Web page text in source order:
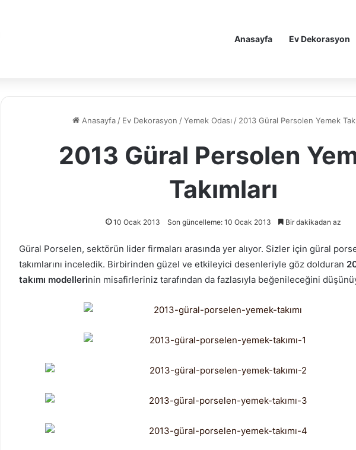
Anasayfa Ev Dekorasyon
Anasayfa / Ev Dekorasyon / Yemek Odası / 2013 Güral Persolen Yemek
2013 Güral Persolen
Takımları
10 Ocak 2013 Son güncelleme: 10 Ocak 2013 Bir dakikadan az
Güral Porselen, sektörün lider firmaları arasında yer alıyor. Sizler için güral
takımlarını inceledik. Birbirinden güzel ve etkileyici desenleriyle göz dolduran
takımı modellerinin misafirleriniz tarafından da fazlasıyla beğenileceğini